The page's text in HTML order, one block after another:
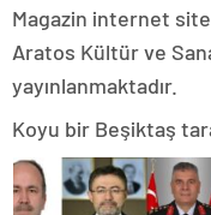
Magazin internet
Aratos Kültür ve
yayınlanmaktadır.
Koyu bir Beşiktaş